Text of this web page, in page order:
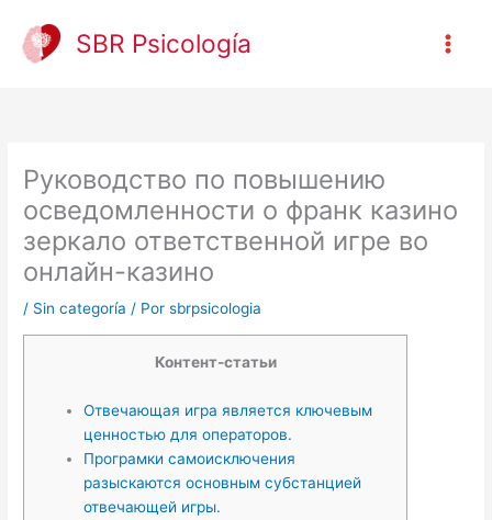
contenido
SBR Psicología
Руководство по повышению
осведомленности о франк казино
зеркало ответственной игре во
онлайн-казино
/ Sin categoría / Porsbrpsicologia
Контент-статьи
Отвечающая игра является ключевым
ценностью для операторов.
Програмки самоисключения
разыскаются основным субстанцией
отвечающей игры.